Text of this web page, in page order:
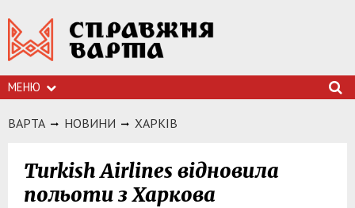
МЕНЮ
ВАРТА НОВИНИ ХАРКIВ
Turkish Airlines відновила
польоти з Харкова